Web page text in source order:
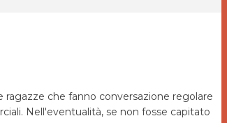
ragazze che fanno conversazione regolare
Nell'eventualità, se non fosse capitato